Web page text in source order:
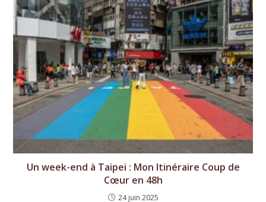
Un week-end à Taipei : Mon Itinéraire Coup de
Cœur en 48h
24 juin 2025